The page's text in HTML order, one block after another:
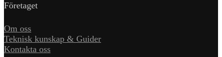
Företaget
Om oss
Teknisk kunskap & Guider
Kontakta oss